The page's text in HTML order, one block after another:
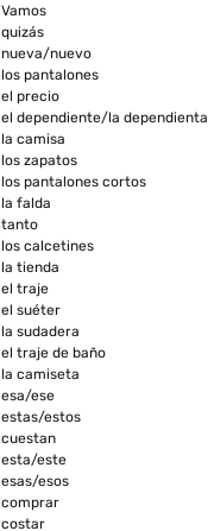
Vamos
quizás
nueva/nuevo
los pantalones
el precio
el dependiente/la dependienta
la camisa
los zapatos
los pantalones cortos
la falda
tanto
los calcetines
la tienda
el traje
el suéter
la sudadera
el traje de baño
la camiseta
esa/ese
estas/estos
cuestan
esta/este
esas/esos
comprar
costar